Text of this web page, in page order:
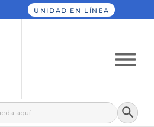
UNIDAD EN LÍNEA
Botón